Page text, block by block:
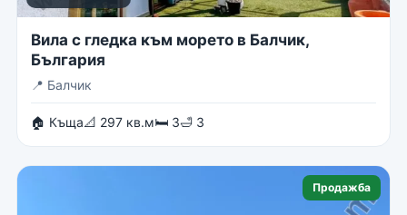
Вила с гледка към морето в Балчик,
България
📍 Балчик
🏠 Къща📐 297 кв.м🛏 3🛁 3
Продажба